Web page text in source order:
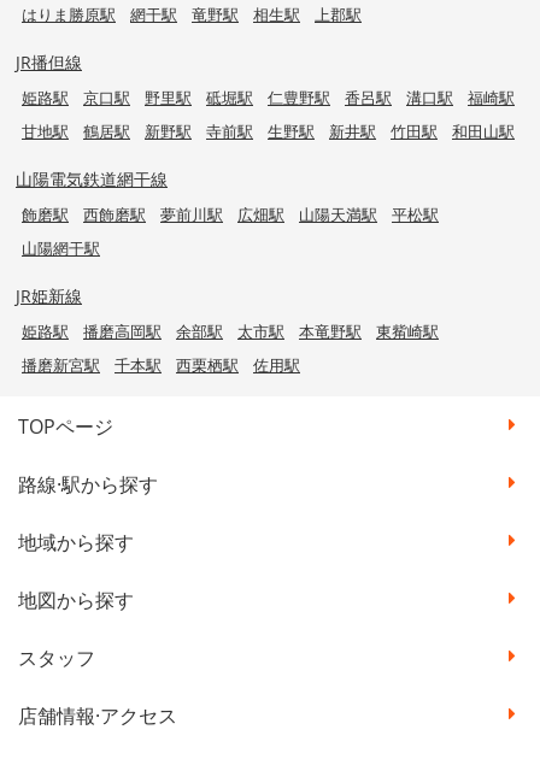
はりま勝原駅
網干駅 竜野駅 相生駅 上郡駅
JR播但線
姫路駅 京口駅 野里駅 砥堀駅 仁豊野駅 香呂駅 溝口駅
福崎駅
甘地駅
鶴居駅 新野駅 寺前駅 生野駅 新井駅 竹田駅 和田山駅
山陽電気鉄道網干線
飾磨駅 西飾磨駅 夢前川駅 広畑駅 山陽天満駅
平松駅
山陽網干駅
JR姫新線
姫路駅 播磨高岡駅 余部駅 太市駅 本竜野駅
東觜崎駅
播磨新宮駅
千本駅 西栗栖駅 佐用駅
TOPページ
路線·駅から探す
地域から探す
地図から探す
スタッフ
店舗情報·アクセス